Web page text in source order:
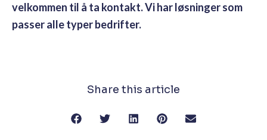
velkommen til å ta kontakt. Vi har løsninger som
passer alle typer bedrifter.
Share this article